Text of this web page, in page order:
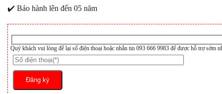
✔️ Bảo hành lên đến 05 năm
Quý khách vui lòng để lại số điện thoại hoặc nhắn tin 093 666 9983 để được hỗ trợ sớm